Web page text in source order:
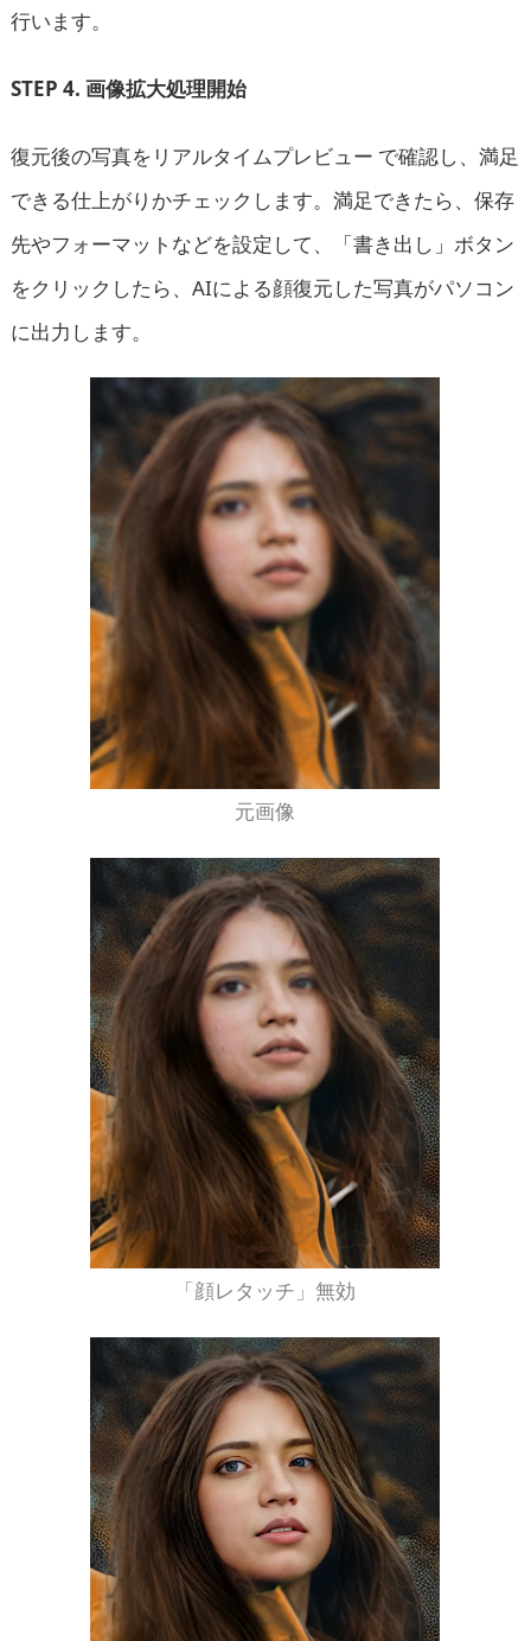
行います。
STEP 4. 画像拡大処理開始
復元後の写真をリアルタイムプレビュー で確認し、満足
できる仕上がりかチェックします。満足できたら、保存
先やフォーマットなどを設定して、「書き出し」ボタン
をクリックしたら、AIによる顔復元した写真がパソコン
に出力します。
元画像
「顔レタッチ」無効